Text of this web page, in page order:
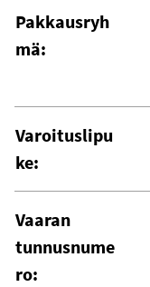
Pakkausryh
mä:
Varoituslipu
ke:
Vaaran
tunnusnume
ro: